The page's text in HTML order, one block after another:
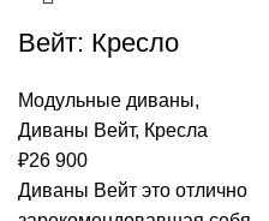
Вейт: Кресло
Модульные диваны,
Диваны Вейт, Кресла
₽26 900
Диваны Вейт это отлично